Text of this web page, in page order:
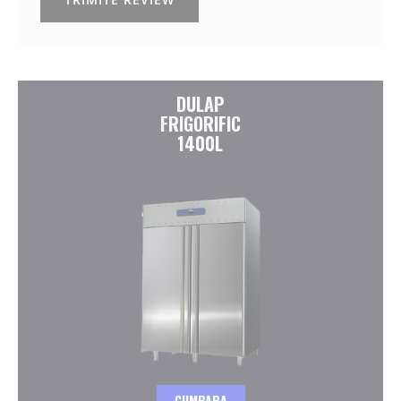
DULAP
FRIGORIFIC
1400L